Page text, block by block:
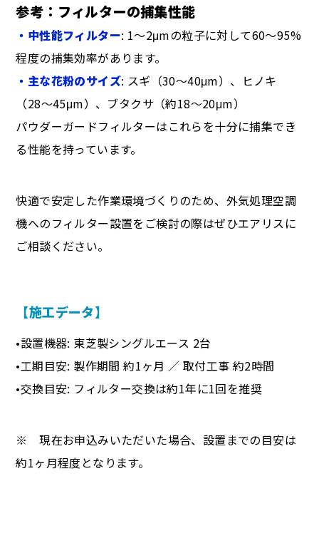
参考：フィルターの捕集性能
・中性能フィルター: 1〜2μmの粒子に対して60〜95%
程度の捕集効率があります。
・主な花粉のサイズ: スギ（30〜40μm）、ヒノキ
（28〜45μm）、ブタクサ（約18〜20μm）
パウダーガードフィルターはこれらを十分に捕集でき
る性能を持っています。
快適で安定した作業環境づくりのため、外気処理空調
機へのフィルター設置をご検討の際はぜひエアリスに
ご相談ください。
【施工データ】
•設置機器: 東芝製シングルエース 2台
•工期目安: 製作期間 約1ヶ月 ／ 取付工事 約2時間
•交換目安: フィルター交換は約1年に1回を推奨
※ 現在お申込みいただいた場合、設置までの目安は
約1ヶ月程度となります。